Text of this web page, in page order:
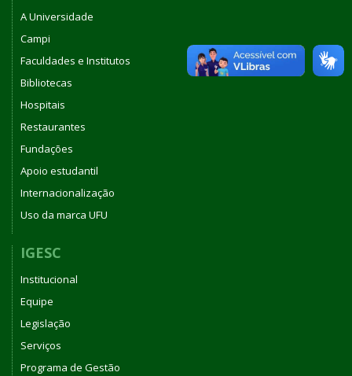
A Universidade
Campi
Faculdades e Institutos
Bibliotecas
Hospitais
Restaurantes
Fundações
Apoio estudantil
Internacionalização
Uso da marca UFU
IGESC
Institucional
Equipe
Legislação
Serviços
Programa de Gestão